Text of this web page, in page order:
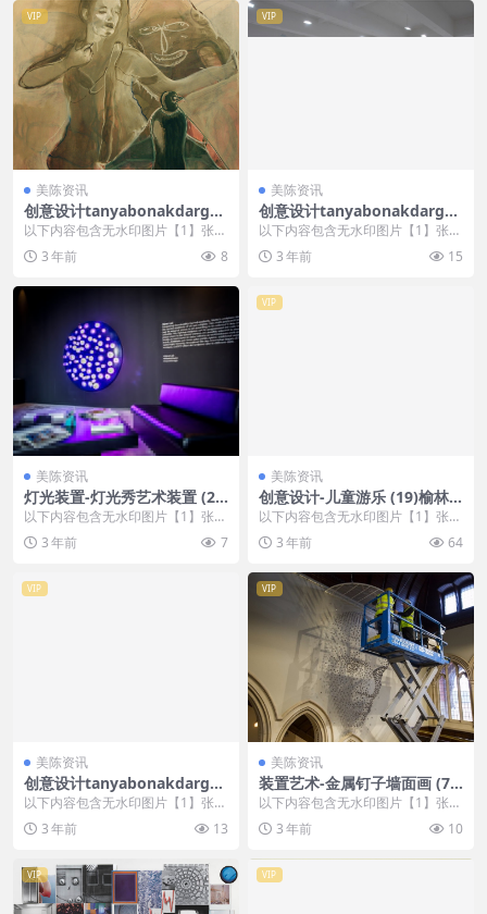
VIP
美陈资讯
创意设计tanyabonakdargall
ery美陈创意 (2315)
以下内容包含无水印图片【1】张
，开通会员无障碍浏览 开通VIP会
员 3 年前 8
VIP
美陈资讯
创意设计tanyabonakdargall
ery美陈创意 (2245)
以下内容包含无水印图片【1】张
，开通会员无障碍浏览 开通VIP会
员 3 年前 15
美陈资讯
灯光装置-灯光秀艺术装置 (2)
滨州市美陈制作
以下内容包含无水印图片【1】张
，开通会员无障碍浏览 开通VIP会
员 3 年前 7
VIP
美陈资讯
创意设计-儿童游乐 (19)榆林
市美陈方案
以下内容包含无水印图片【1】张
，开通会员无障碍浏览 开通VIP会
员 3 年前 64
VIP
美陈资讯
创意设计tanyabonakdargall
ery美陈创意 (638)
以下内容包含无水印图片【1】张
，开通会员无障碍浏览 开通VIP会
员 3 年前 13
VIP
美陈资讯
装置艺术-金属钉子墙面画 (7)
威海市美陈公司
以下内容包含无水印图片【1】张
，开通会员无障碍浏览 开通VIP会
员 3 年前 10
VIP VIP